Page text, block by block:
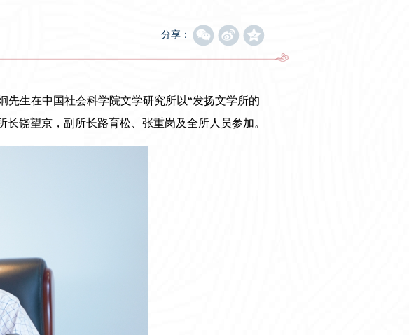
分享：
先生在中国社会科学院文学研究所以“发扬文学所的
饶望京，副所长路育松、张重岗及全所人员参加。